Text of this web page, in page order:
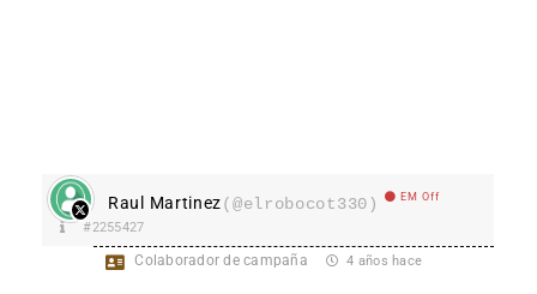
Raul Martinez(@elrobocot330) EM Off
#2255427
Colaborador de campaña 4 años hace